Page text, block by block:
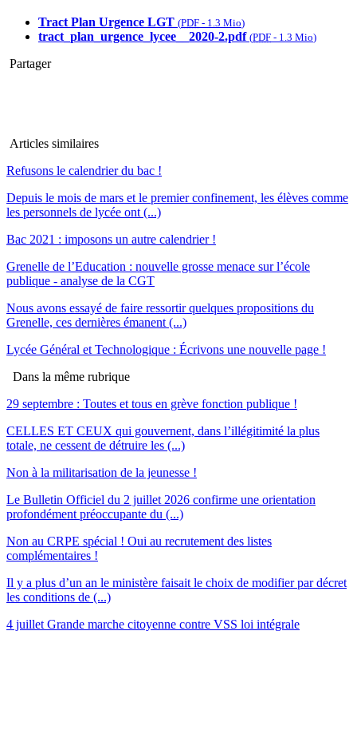
Tract Plan Urgence LGT (PDF - 1.3 Mio)
tract_plan_urgence_lycee__2020-2.pdf (PDF - 1.3 Mio)
Partager
Articles similaires
Refusons le calendrier du bac !
Depuis le mois de mars et le premier confinement, les élèves comme
les personnels de lycée ont (...)
Bac 2021 : imposons un autre calendrier !
Grenelle de l’Education : nouvelle grosse menace sur l’école
publique - analyse de la CGT
Nous avons essayé de faire ressortir quelques propositions du
Grenelle, ces dernières émanent (...)
Lycée Général et Technologique : Écrivons une nouvelle page !
Dans la même rubrique
29 septembre : Toutes et tous en grève fonction publique !
CELLES ET CEUX qui gouvernent, dans l’illégitimité la plus
totale, ne cessent de détruire les (...)
Non à la militarisation de la jeunesse !
Le Bulletin Officiel du 2 juillet 2026 confirme une orientation
profondément préoccupante du (...)
Non au CRPE spécial ! Oui au recrutement des listes
complémentaires !
Il y a plus d’un an le ministère faisait le choix de modifier par décret
les conditions de (...)
4 juillet Grande marche citoyenne contre VSS loi intégrale